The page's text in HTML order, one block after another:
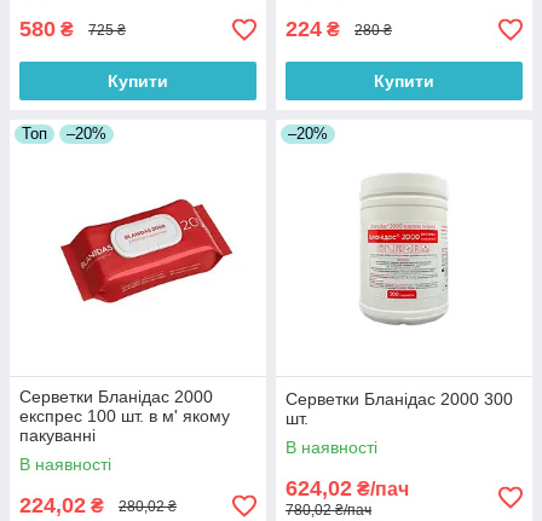
580 ₴ 725 ₴
Купити
224 ₴ 280 ₴
Купити
Топ –20%
Серветки Бланідас 2000
експрес 100 шт. в м' якому
пакуванні
В наявності
224,02 ₴ 280,02 ₴
–20%
Серветки Бланідас 2000 300
шт.
В наявності
624,02 ₴/пач
780,02 ₴/пач